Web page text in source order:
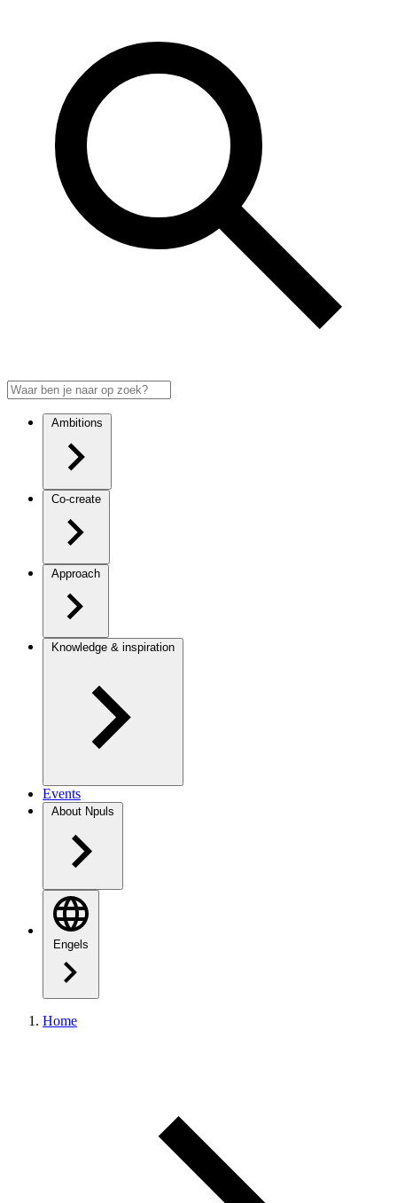
Ambitions
Co-create
Approach
Knowledge & inspiration
Events
About Npuls
Engels
Home